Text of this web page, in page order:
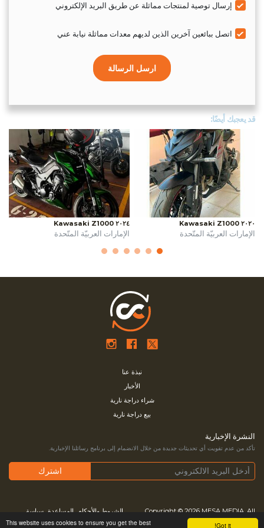
Got it!
This website uses cookies to ensure you get the best
إرسال توصية لمنتجات مماثلة عن طريق البريد الإلكتروني
اتصل ببائعين آخرين الذين لديهم معدات مماثلة نيابة عني
ارسل الرسالة
قد يعجبك أيضًا:
٢٠٢٠ Kawasaki Z1000
الإمارات العربيّة المتّحدة
٢٠٢٤ Kawasaki Z1000
الإمارات العربيّة المتّحدة
نبذة عنا
الأخبار
شراء دراجة نارية
بيع دراجة نارية
النشرة الإخبارية
تأكد من عدم تفويت أي تحديثات جديدة من خلال الانضمام إلى برنامج رسائلنا الإخبارية.
Copyright © 2026 MESA MEDIA. All
Rights Reserved
الشروط والأحكام المساعدة سياسة
الخصوصية